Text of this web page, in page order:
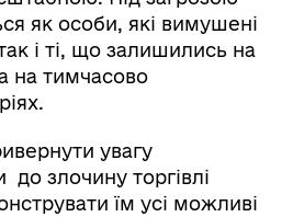
як особи, які вимушені
і ті, що залишились на
на тимчасово
увагу
злочину торгівлі
їм усі можливі